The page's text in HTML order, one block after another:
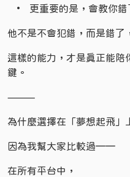
• 更重要的是，會教你錯
他不是不會犯錯，而是錯了
這樣的能力，才是真正能陪
鍵。
⸻
為什麼選擇在「夢想起飛」
因為我幫大家比較過——
在所有平台中，